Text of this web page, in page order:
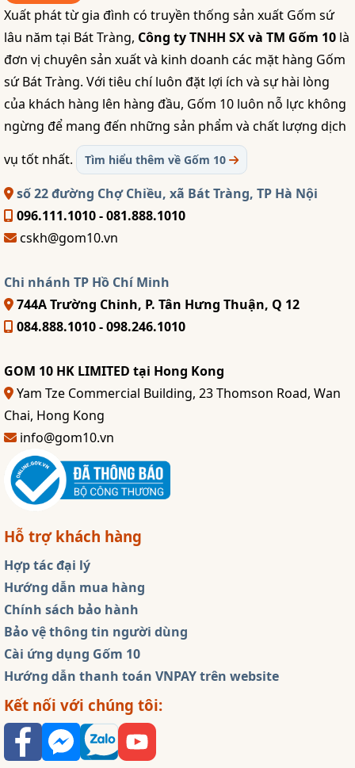
Xuất phát từ gia đình có truyền thống sản xuất Gốm sứ
lâu năm tại Bát Tràng, Công ty TNHH SX và TM Gốm 10 là
đơn vị chuyên sản xuất và kinh doanh các mặt hàng Gốm
sứ Bát Tràng. Với tiêu chí luôn đặt lợi ích và sự hài lòng
của khách hàng lên hàng đầu, Gốm 10 luôn nỗ lực không
ngừng để mang đến những sản phẩm và chất lượng dịch
vụ tốt nhất.
Tìm hiểu thêm về Gốm 10
số 22 đường Chợ Chiều, xã Bát Tràng, TP Hà Nội
096.111.1010 - 081.888.1010
cskh@gom10.vn
Chi nhánh TP Hồ Chí Minh
744A Trường Chinh, P. Tân Hưng Thuận, Q 12
084.888.1010 - 098.246.1010
GOM 10 HK LIMITED tại Hong Kong
Yam Tze Commercial Building, 23 Thomson Road, Wan
Chai, Hong Kong
info@gom10.vn
Hỗ trợ khách hàng
Hợp tác đại lý
Hướng dẫn mua hàng
Chính sách bảo hành
Bảo vệ thông tin người dùng
Cài ứng dụng Gốm 10
Hướng dẫn thanh toán VNPAY trên website
Kết nối với chúng tôi: